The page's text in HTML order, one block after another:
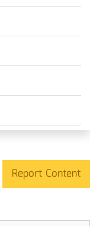
Report Content